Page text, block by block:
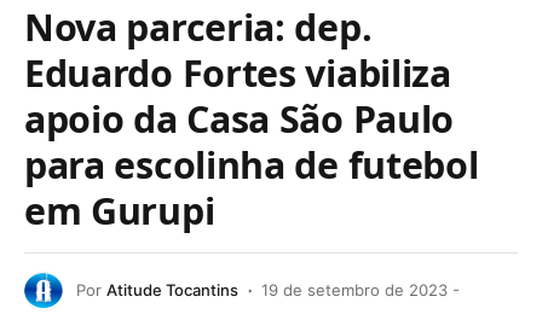
Nova parceria: dep.
Eduardo Fortes viabiliza
apoio da Casa São Paulo
para escolinha de futebol
em Gurupi
Por Atitude Tocantins
19 de setembro de 2023 -